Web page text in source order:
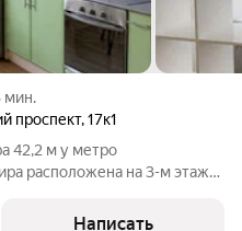
мин.
проспект,17к1
42,2 м у метро
расположена на 3-м этаже
высота потолков составляет
Написать